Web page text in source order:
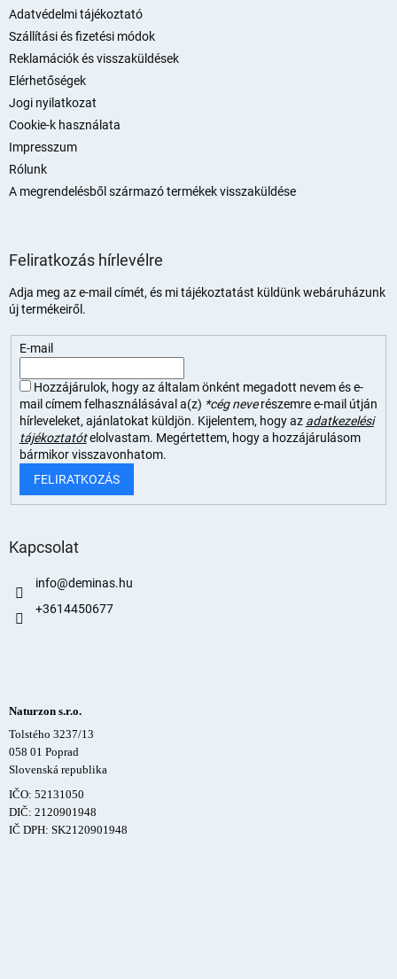
Adatvédelmi tájékoztató
Szállítási és fizetési módok
Reklamációk és visszaküldések
Elérhetőségek
Jogi nyilatkozat
Cookie-k használata
Impresszum
Rólunk
A megrendelésből származó termékek visszaküldése
Feliratkozás hírlevélre
Adja meg az e-mail címét, és mi tájékoztatást küldünk webáruházunk
új termékeiről.
E-mail
Hozzájárulok, hogy az általam önként megadott nevem és e-
mail címem felhasználásával a(z) *cég neverészemre e-mail útján
hírleveleket, ajánlatokat küldjön. Kijelentem, hogy az adatkezelési
tájékoztatót elolvastam. Megértettem, hogy a hozzájárulásom
bármikor visszavonhatom.
FELIRATKOZÁS
Kapcsolat
info@deminas.hu
+3614450677
Naturzon s.r.o.
Tolstého 3237/13
058 01 Poprad
Slovenská republika
IČO: 52131050
DIČ: 2120901948
IČ DPH: SK2120901948